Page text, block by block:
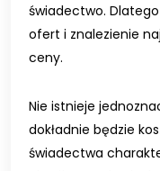
świadectwo.
ofert i znalezienie
ceny.
Nie istnieje
dokładnie będzie
świadectwa